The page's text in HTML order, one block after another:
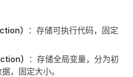
）
：存储可执行代码，固定
）
：存储全局变量，分为初
，固定大小。